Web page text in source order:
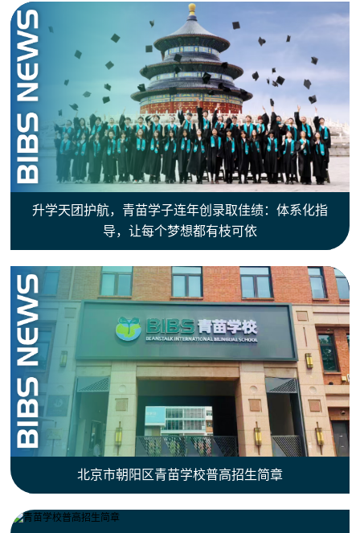
升学天团护航，青苗学子连年创录取佳绩：体系化指
导，让每个梦想都有枝可依
北京市朝阳区青苗学校普高招生简章